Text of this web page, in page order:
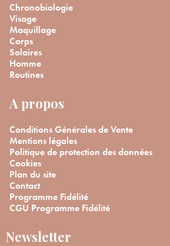
Chronobiologie
Visage
Maquillage
Corps
Solaires
Homme
Routines
A propos
Conditions Générales de Vente
Mentions légales
Politique de protection des données
Cookies
Plan du site
Contact
Programme Fidélité
CGU Programme Fidélité
Newsletter